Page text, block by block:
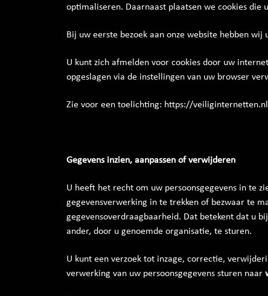
optimaliseren. Daarnaast plaatsen we cookies die
Bij uw eerste bezoek aan onze website hebben
U kunt zich afmelden voor cookies door uw
opgeslagen via de instellingen van uw browser
Zie voor een toelichting: https://
Gegevens inzien, aanpassen of verwijderen
U heeft het recht om uw persoonsgegevens in te
gegevensverwerking in te trekken of bezwaar te
gegevensoverdraagbaarheid. Dat betekent dat u
ander, door u genoemde organisatie, te sturen.
U kunt een verzoek tot inzage, correctie,
verwerking van uw persoonsgegevens sturen naar